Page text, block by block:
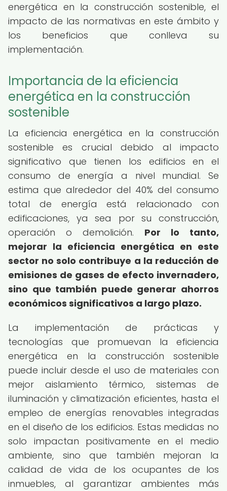
energética en la construcción sostenible, el
impacto de las normativas en este ámbito y
los beneficios que conlleva su
implementación.
Importancia de la eficiencia
energética en la construcción
sostenible
La eficiencia energética en la construcción
sostenible es crucial debido al impacto
significativo que tienen los edificios en el
consumo de energía a nivel mundial. Se
estima que alrededor del 40% del consumo
total de energía está relacionado con
edificaciones, ya sea por su construcción,
operación o demolición. Por lo tanto,
mejorar la eficiencia energética en este
sector no solo contribuye a la reducción de
emisiones de gases de efecto invernadero,
sino que también puede generar ahorros
económicos significativos a largo plazo.
La implementación de prácticas y
tecnologías que promuevan la eficiencia
energética en la construcción sostenible
puede incluir desde el uso de materiales con
mejor aislamiento térmico, sistemas de
iluminación y climatización eficientes, hasta el
empleo de energías renovables integradas
en el diseño de los edificios. Estas medidas no
solo impactan positivamente en el medio
ambiente, sino que también mejoran la
calidad de vida de los ocupantes de los
inmuebles, al garantizar ambientes más